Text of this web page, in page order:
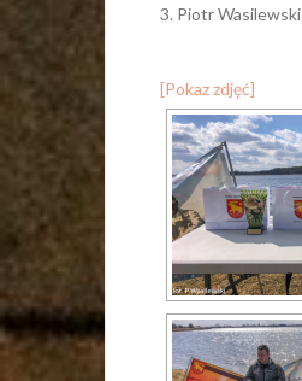
3. Piotr Wasilewski
[Pokaz zdjęć]